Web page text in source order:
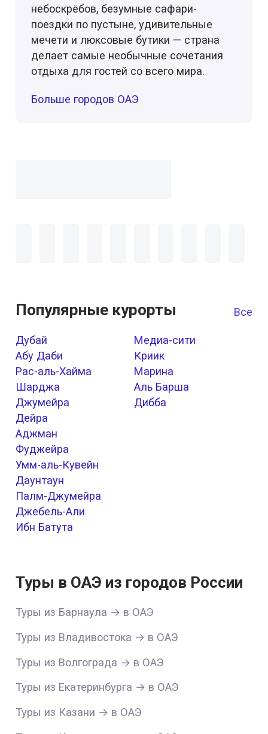
небоскрёбов, безумные сафари-
поездки по пустыне, удивительные
мечети и люксовые бутики — страна
делает самые необычные сочетания
отдыха для гостей со всего мира.
Больше городов ОАЭ
Популярные курорты Все
Дубай
Абу Даби
Рас-аль-Хайма
Шарджа
Джумейра
Дейра
Аджман
Фуджейра
Умм-аль-Кувейн
Даунтаун
Палм-Джумейра
Джебель-Али
Ибн Батута
Медиа-сити
Криик
Марина
Аль Барша
Дибба
Туры в ОАЭ из городов России
Туры из Барнаула → в ОАЭ
Туры из Владивостока → в ОАЭ
Туры из Волгограда → в ОАЭ
Туры из Екатеринбурга → в ОАЭ
Туры из Казани → в ОАЭ